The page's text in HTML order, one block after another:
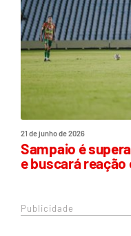
21 de junho de 2026
Sampaio é
e buscará reação
Publicidade